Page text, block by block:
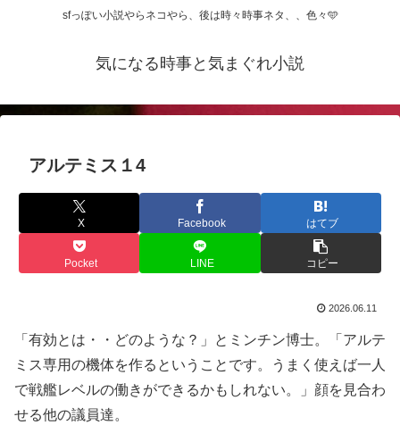
sfっぽい小説やらネコやら、後は時々時事ネタ、、色々🩵
気になる時事と気まぐれ小説
アルテミス１4
X Facebook はてブ
Pocket LINE コピー
2026.06.11
「有効とは・・どのような？」とミンチン博士。「アルテ
ミス専用の機体を作るということです。うまく使えば一人
で戦艦レベルの働きができるかもしれない。」顔を見合わ
せる他の議員達。